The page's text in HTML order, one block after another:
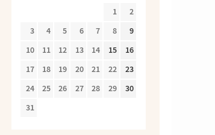
1
2
3
4 5 6 7 8
9
10
11 12 13 14 15
16
17
18 19 20 21 22
23
24
25 26 27 28 29
30
31